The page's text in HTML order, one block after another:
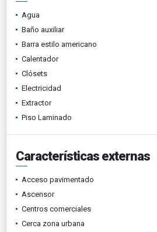
Agua
Baño auxiliar
Barra estilo americano
Calentador
Clósets
Electricidad
Extractor
Piso Laminado
Características externas
Acceso pavimentado
Ascensor
Centros comerciales
Cerca zona urbana